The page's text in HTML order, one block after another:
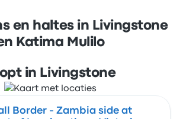
en haltes in Livingstone
Katima Mulilo
in Livingstone
Border - Zambia side at